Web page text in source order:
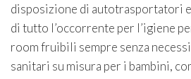
disposizione di autotrasportatori
di tutto l’occorrente per l’igiene
room fruibili sempre senza
sanitari su misura per i bambini,